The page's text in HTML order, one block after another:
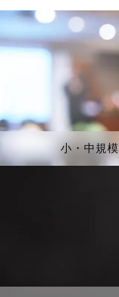
小・中規